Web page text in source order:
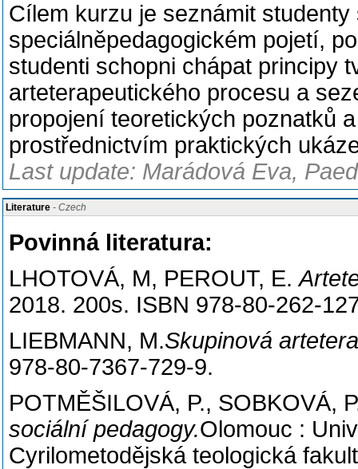
Cílem kurzu je seznámit
speciálněpedagogickém pojetí,
studenti schopni chápat principy
arteterapeutického procesu a
propojení teoretických poznatků
prostřednictvím praktických
Last update: Marádová Eva,
Literature - Czech
Povinná literatura:
LHOTOVÁ, M, PEROUT, E.
2018. 200s. ISBN 978-80-262-
LIEBMANN, M.Skupinová
978-80-7367-729-9.
POTMĚŠILOVÁ, P., SOBKOVÁ,
sociální pedagogy.Olomouc :
Cyrilometodějská teologická